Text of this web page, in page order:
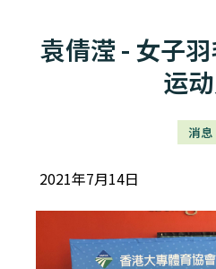
袁倩滢 - 女子
运
消息
2021年7月14日